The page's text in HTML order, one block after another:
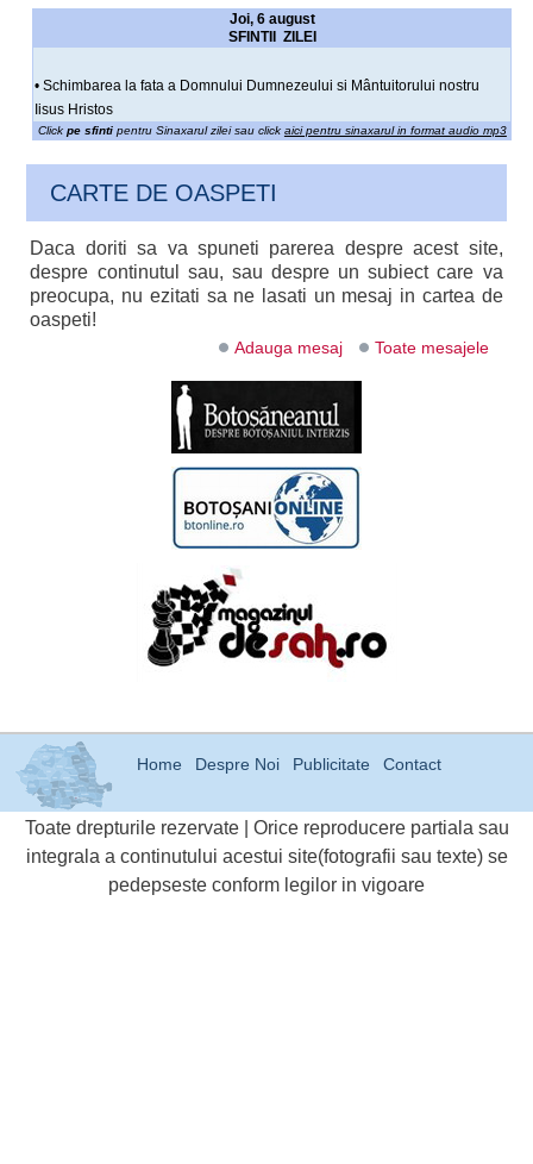
Joi, 6 august
SFINTII ZILEI
• Schimbarea la fata a Domnului Dumnezeului si Mântuitorului nostru
Iisus Hristos
Click pe sfintipentru Sinaxarul zilei sau click aici pentru sinaxarul in format audio mp3
CARTE DE OASPETI
Daca doriti sa va spuneti parerea despre acest site,
despre continutul sau, sau despre un subiect care va
preocupa, nu ezitati sa ne lasati un mesaj in cartea de
oaspeti!
Adauga mesaj Toate mesajele
Home Despre Noi Publicitate Contact
Toate drepturile rezervate | Orice reproducere partiala sau
integrala a continutului acestui site(fotografii sau texte) se
pedepseste conform legilor in vigoare